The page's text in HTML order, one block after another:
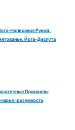
Написания Рукой.
Йога-Диспута
Принципы
-разумность